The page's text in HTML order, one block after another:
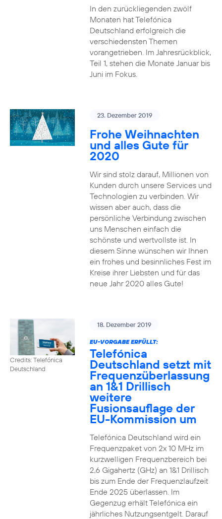
In den zurückliegenden zwölf
Monaten hat Telefónica
Deutschland erfolgreich die
verschiedensten Themen
vorangetrieben. Im Jahresrückblick,
Teil 1, stehen die Monate Januar bis
Juni im Fokus.
23. Dezember 2019
Frohe Weihnachten
und alles Gute für
2020
Wir sind stolz darauf, Millionen von
Kunden durch unsere Services und
Technologien zu verbinden. Wir
wissen aber auch, dass die
persönliche Verbindung zwischen
uns Menschen einfach die
schönste und wertvollste ist. In
diesem Sinne wünschen wir Ihnen
ein frohes und besinnliches Fest im
Kreise ihrer Liebsten und für das
neue Jahr 2020 alles Gute!
Credits: Telefónica
Deutschland
18. Dezember 2019
EU-VORGABE ERFÜLLT:
Telefónica
Deutschland setzt mit
Frequenzüberlassung
an 1&1 Drillisch
weitere
Fusionsauflage der
EU-Kommission um
Telefónica Deutschland wird ein
Frequenzpaket von 2x 10 MHz im
kurzwelligen Frequenzbereich bei
2,6 Gigahertz (GHz) an 1&1 Drillisch
bis zum Ende der Frequenzlaufzeit
Ende 2025 überlassen. Im
Gegenzug erhält Telefónica ein
jährliches Nutzungsentgelt. Darauf